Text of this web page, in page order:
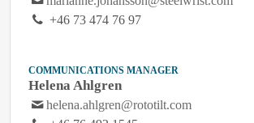
+46 73 474 76 97
COMMUNICATIONS MANAGER
Helena Ahlgren
helena.ahlgren@rototilt.com